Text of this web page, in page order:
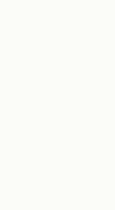
Wählen,
Ihr
Der
offizielle